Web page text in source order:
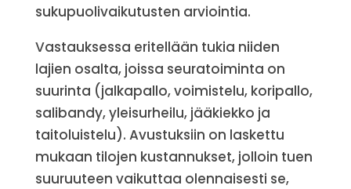
sukupuolivaikutusten arviointia.
Vastauksessa eritellään tukia niiden
lajien osalta, joissa seuratoiminta on
suurinta (jalkapallo, voimistelu, koripallo,
salibandy, yleisurheilu, jääkiekko ja
taitoluistelu). Avustuksiin on laskettu
mukaan tilojen kustannukset, jolloin tuen
suuruuteen vaikuttaa olennaisesti se,